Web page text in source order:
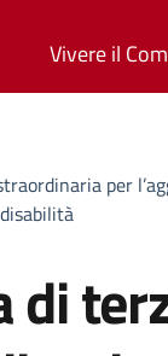
Vivere il
per
di